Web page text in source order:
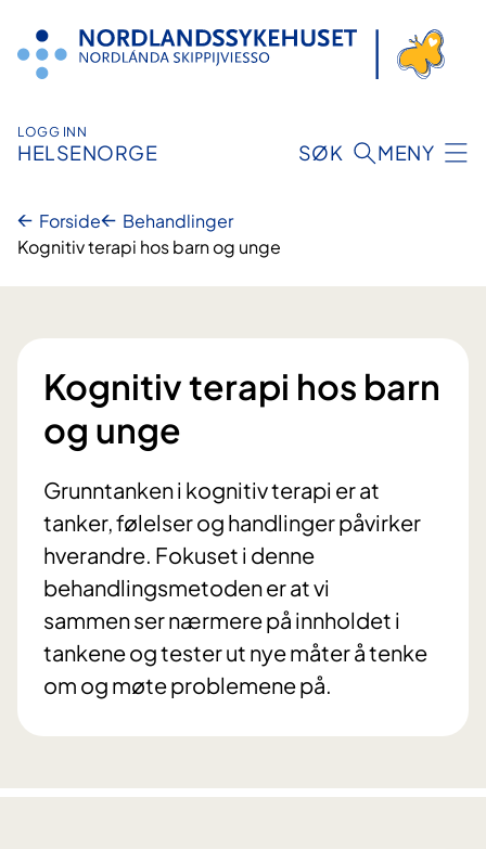
innhold
LOGG INN
HELSENORGE SØK MENY
Forside
Behandlinger
Kognitiv terapi hos barn og unge
Kognitiv terapi hos barn
og unge
Grunntanken i kognitiv terapi er at
tanker, følelser og handlinger påvirker
hverandre. Fokuset i denne
behandlingsmetoden er at vi
sammen ser nærmere på innholdet i
tankene og tester ut nye måter å tenke
om og møte problemene på.